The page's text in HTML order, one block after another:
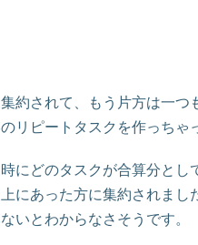
約されて、もう片方は一つ
リピートタスクを作っちゃ
にどのタスクが合算分と
にあった方に集約されまし
いとわからなさそうです。